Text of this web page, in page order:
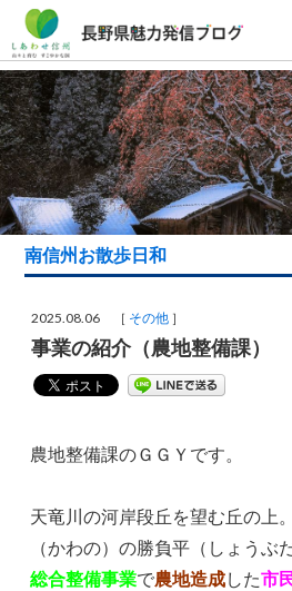
南信州お散歩日和
2025.08.06 ［ その他 ］
事業の紹介（農地整備課）
農地整備課のＧＧＹです。
天竜川の河岸段丘を望む丘の上
（かわの）の勝負平（しょうぶ
総合整備事業で農地造成した市